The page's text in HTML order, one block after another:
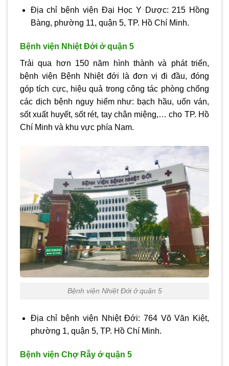
Địa chỉ bệnh viện Đại Học Y Dược: 215 Hồng
Bàng, phường 11, quận 5, TP. Hồ Chí Minh.
Bệnh viện Nhiệt Đới ở quận 5
Trải qua hơn 150 năm hình thành và phát triển,
bệnh viện Bệnh Nhiệt đới là đơn vị đi đầu, đóng
góp tích cực, hiệu quả trong công tác phòng chống
các dịch bệnh nguy hiểm như: bạch hầu, uốn ván,
sốt xuất huyết, sốt rét, tay chân miệng,… cho TP. Hồ
Chí Minh và khu vực phía Nam.
Bệnh viện Nhiệt Đới ở quận 5
Địa chỉ bệnh viện Nhiệt Đới: 764 Võ Văn Kiệt,
phường 1, quận 5, TP. Hồ Chí Minh.
Bệnh viện Chợ Rẫy ở quận 5